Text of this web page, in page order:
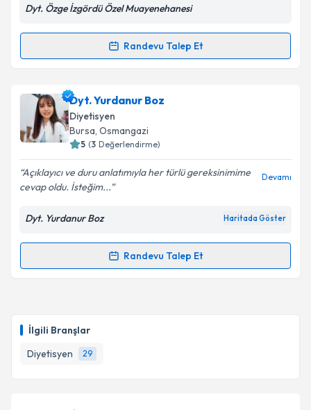
İlgili Branşlar
Diyetisyen
29
Metni'ni okudum ve kişisel verilerimin belirtilen
kapsamda işlenmesini kabul ediyorum.
Dyt. Özge İzgördü Özel Muayenehanesi
Randevu Talep Et
Randevu Takvimi Talebi
Dyt. Özge İzgördüiçin randevu takvimi talebi
oluşturun. Size bu uzmandan randevu almanız için bir
takvim hazırlandığında e-posta ile bilgilendireceğiz.
E-posta Adresiniz
Metni'ni okudum ve kişisel verilerimin belirtilen
kapsamda işlenmesini kabul ediyorum.
Dyt. Yurdanur Boz
Diyetisyen
Bursa, Osmangazi
( Değerlendirme)
Açıklayıcı ve duru anlatımıyla her türlü gereksinimime
cevap oldu. İsteğim...
Dyt. Yurdanur Boz
Randevu Talep Et
Randevu Takvimi Talebi
Dyt. Yurdanur Boziçin randevu takvimi talebi
oluşturun. Size bu uzmandan randevu almanız için bir
takvim hazırlandığında e-posta ile bilgilendireceğiz.